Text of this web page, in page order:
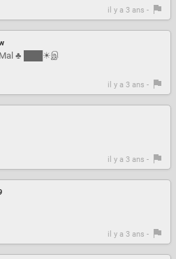
il y a 3 ans -
♣ ███☀இ
il y a 3 ans -
il y a 3 ans -
il y a 3 ans -